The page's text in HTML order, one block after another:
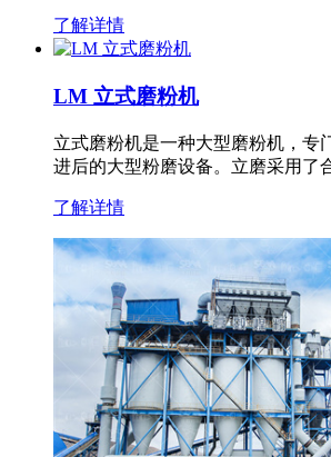
了解详情
LM 立式磨粉机
立式磨粉机是一种大型磨粉机，专
进后的大型粉磨设备。立磨采用了
了解详情